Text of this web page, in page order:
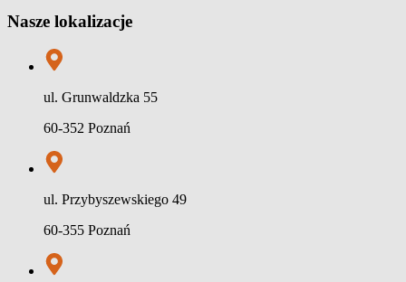
Nasze lokalizacje
ul. Grunwaldzka 55
60-352 Poznań
ul. Przybyszewskiego 49
60-355 Poznań